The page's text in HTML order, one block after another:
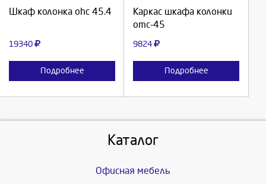
Шкаф колонка ohc 45.4
19340
Подробнее
Каркас шкафа колонки
omc-45
9824
Подробнее
Каталог
Офисная мебель